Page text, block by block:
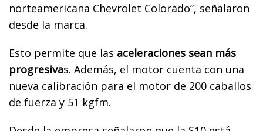
norteamericana Chevrolet Colorado”, señalaron
desde la marca.
Esto permite que las aceleraciones sean más
progresivas. Además, el motor cuenta con una
nueva calibración para el motor de 200 caballos
de fuerza y 51 kgfm.